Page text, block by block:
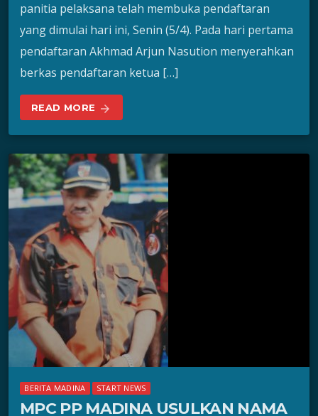
panitia pelaksana telah membuka pendaftaran
yang dimulai hari ini, Senin (5/4). Pada hari pertama
pendaftaran Akhmad Arjun Nasution menyerahkan
berkas pendaftaran ketua […]
READ MORE arrow_forward
BERITA MADINA START NEWS
MPC PP MADINA USULKAN NAMA